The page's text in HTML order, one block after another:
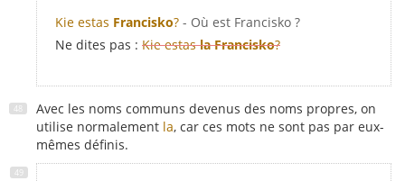
Kie estas Francisko? - Où est Francisko ?
Ne dites pas : Kie estasla Francisko?
Avec les noms communs devenus des noms propres, on
utilise normalement la, car ces mots ne sont pas par eux-
mêmes définis.